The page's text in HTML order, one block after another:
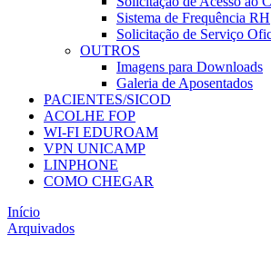
Sistema de Frequência RH
Solicitação de Serviço
OUTROS
Imagens para Downloads
Galeria de Aposentados
PACIENTES/SICOD
ACOLHE FOP
WI-FI EDUROAM
VPN UNICAMP
LINPHONE
COMO CHEGAR
Início
Arquivados